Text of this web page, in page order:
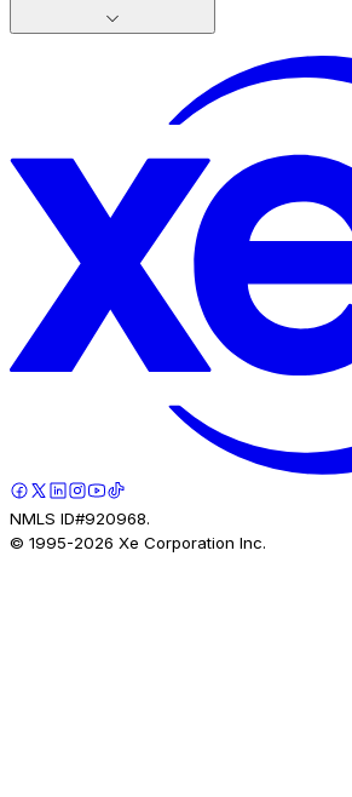
NMLS ID#920968.
© 1995-2026 Xe Corporation Inc.